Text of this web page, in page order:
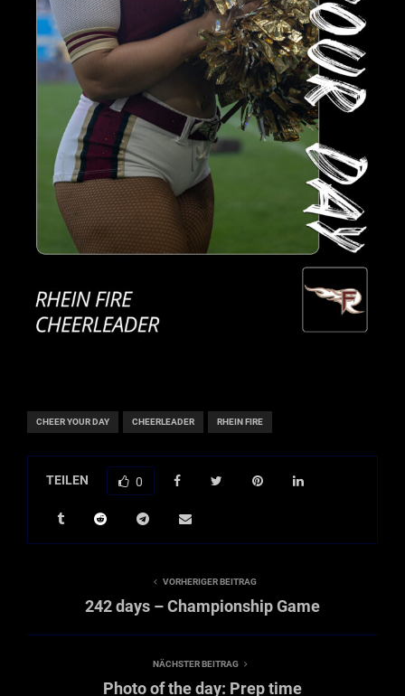
CHEER YOUR DAY CHEERLEADER RHEIN FIRE
TEILEN 0
VORHERIGER BEITRAG
242 days – Championship Game
NÄCHSTER BEITRAG
Photo of the day: Prep time